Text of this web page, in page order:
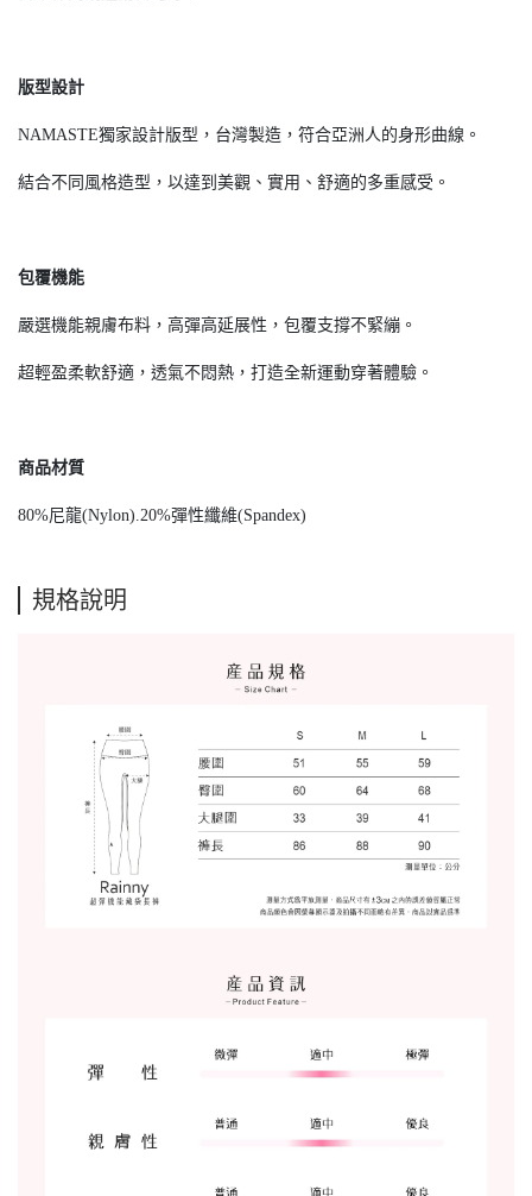
版型設計
NAMASTE獨家設計版型，台灣製造，符合亞洲人的身形曲線。
結合不同風格造型，以達到美觀、實用、舒適的多重感受。
包覆機能
嚴選機能親膚布料，高彈高延展性，包覆支撐不緊繃。
超輕盈柔軟舒適，透氣不悶熱，打造全新運動穿著體驗。
商品材質
80%尼龍(Nylon).20%彈性纖維(Spandex)
規格說明